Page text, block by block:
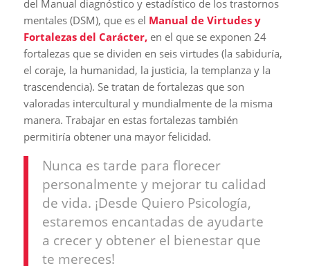
del Manual diagnóstico y estadístico de los trastornos
mentales (DSM), que es el Manual de Virtudes y
Fortalezas del Carácter,en el que se exponen 24
fortalezas que se dividen en seis virtudes (la sabiduría,
el coraje, la humanidad, la justicia, la templanza y la
trascendencia). Se tratan de fortalezas que son
valoradas intercultural y mundialmente de la misma
manera. Trabajar en estas fortalezas también
permitiría obtener una mayor felicidad.
Nunca es tarde para florecer
personalmente y mejorar tu calidad
de vida. ¡Desde Quiero Psicología,
estaremos encantadas de ayudarte
a crecer y obtener el bienestar que
te mereces!